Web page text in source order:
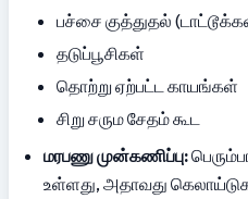
பச்சை குத்துதல்
தடுப்பூசிகள்
தொற்று ஏற்பட்ட காயங்கள்
சிறு சரும சேதம் கூட
மரபணு முன்கணிப்பு:
உள்ளது, அதாவது